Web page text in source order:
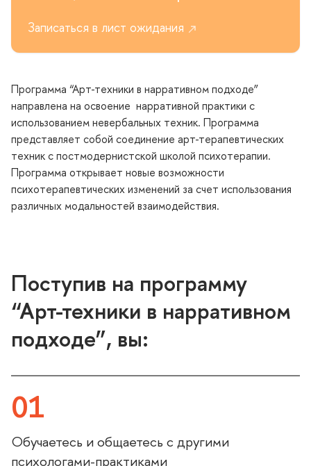
Записаться в лист ожидания
Программа “Арт-техники в нарративном подходе”
направлена на освоение нарративной практики с
использованием невербальных техник. Программа
представляет собой соединение арт-терапевтических
техник с постмодернистской школой психотерапии.
Программа открывает новые возможности
психотерапевтических изменений за счет использования
различных модальностей взаимодействия.
Поступив на программу
“Арт-техники в нарративном
подходе”, вы:
01
Обучаетесь и общаетесь с другими
психологами-практиками